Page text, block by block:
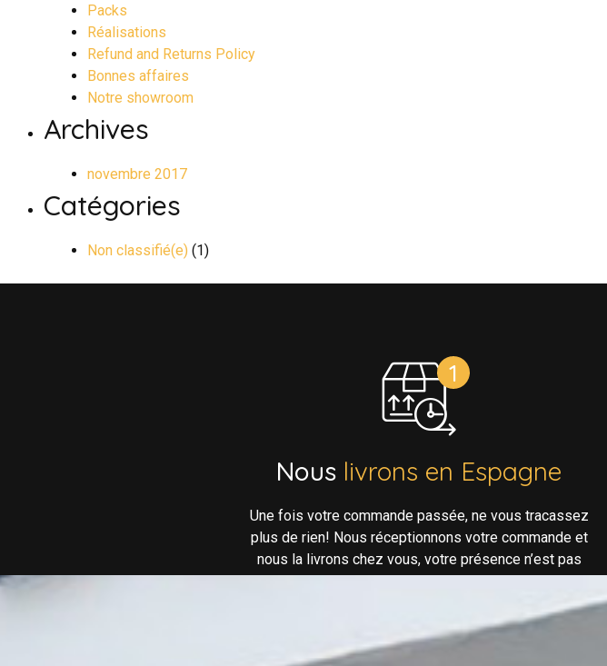
Packs
Réalisations
Refund and Returns Policy
Bonnes affaires
Notre showroom
Archives
novembre 2017
Catégories
Non classifié(e) (1)
Nous livrons en Espagne
Une fois votre commande passée, ne vous tracassez
plus de rien! Nous réceptionnons votre commande et
nous la livrons chez vous, votre présence n’est pas
nécessaire!